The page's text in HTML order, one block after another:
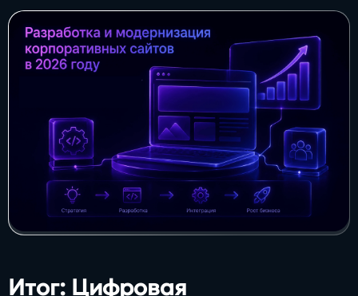
Итог: Цифровая